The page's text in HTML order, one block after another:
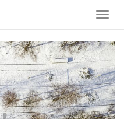
ALLE BILDER AUSWÄHLEN